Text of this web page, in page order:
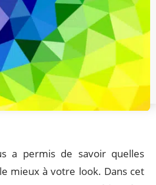
a permis de savoir quelles
mieux à votre look. Dans cet